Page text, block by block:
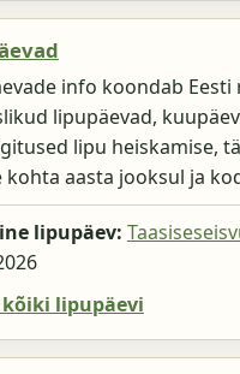
info koondab Eesti
lipupäevad,
lipu heiskamise,
kohta aasta jooksul ja
lipupäev:
lipupäevi